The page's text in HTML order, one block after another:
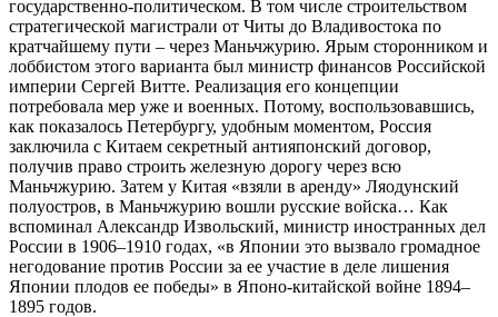
государственно-политическом. В том числе строительством
стратегической магистрали от Читы до Владивостока по
кратчайшему пути – через Маньчжурию. Ярым сторонником и
лоббистом этого варианта был министр финансов Российской
империи Сергей Витте. Реализация его концепции
потребовала мер уже и военных. Потому, воспользовавшись,
как показалось Петербургу, удобным моментом, Россия
заключила с Китаем секретный антияпонский договор,
получив право строить железную дорогу через всю
Маньчжурию. Затем у Китая «взяли в аренду» Ляодунский
полуостров, в Маньчжурию вошли русские войска… Как
вспоминал Александр Извольский, министр иностранных дел
России в 1906–1910 годах, «в Японии это вызвало громадное
негодование против России за ее участие в деле лишения
Японии плодов ее победы» в Японо-китайской войне 1894–
1895 годов.